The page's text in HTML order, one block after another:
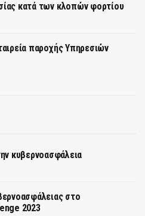
κατά των κλοπών φορτίου
παροχής Υπηρεσιών
κυβερνοασφάλεια
στο
2023